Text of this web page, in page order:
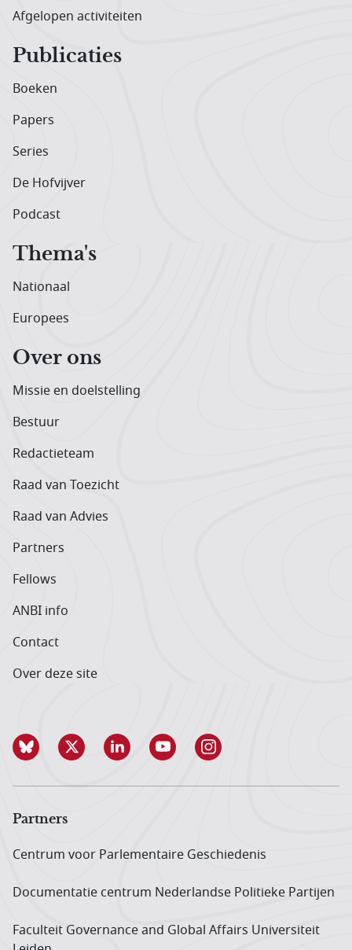
Afgelopen activiteiten
Publicaties
Boeken
Papers
Series
De Hofvijver
Podcast
Thema's
Nationaal
Europees
Over ons
Missie en doelstelling
Bestuur
Redactieteam
Raad van Toezicht
Raad van Advies
Partners
Fellows
ANBI info
Contact
Over deze site
Partners
Centrum voor Parlementaire Geschiedenis
Documentatie centrum Neder­landse Politieke Partijen
Faculteit Governance and Global Affairs Universiteit